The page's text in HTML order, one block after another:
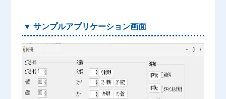
▼ サンプルアプリケーション画面